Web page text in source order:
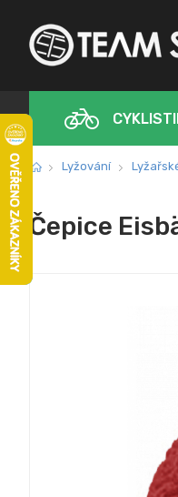
Lyžování
Čepice